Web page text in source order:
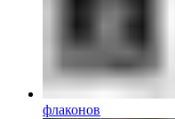
флаконов